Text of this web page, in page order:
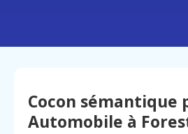
Cocon sémantique
Automobile à